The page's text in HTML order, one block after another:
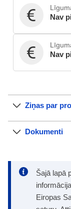
Nav
Nav
Ziņas par
Dokumenti
Šajā lapā
Eiropas